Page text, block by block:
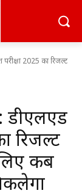
2025 का रिजल्ट
डीएलएड
रिजल्ट
कब